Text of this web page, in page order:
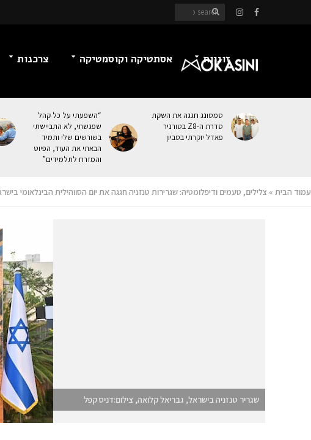
זוגיות אסתטיקה וקוסמטיקה צרכנות
סמסונג חגגה את השקת
סדרת ה-Z8 בטורניר
פאדל יוקרתי בסביון
“השפעתי על כל קהל
שפגשתי, לא התביישתי
בשורשים שלי ותמיד
הבאתי את העוּד, הפיוט
והמזרח לתלמידים”
עמוד הבית » צלילים, טעמים ודיפלומטיה: שגרירות טנזניה חגגה את יום הסווהילית הבינלאומי
שגריר טנזניה בישראל, גבריאל קלואה, צילום:דניס קפל